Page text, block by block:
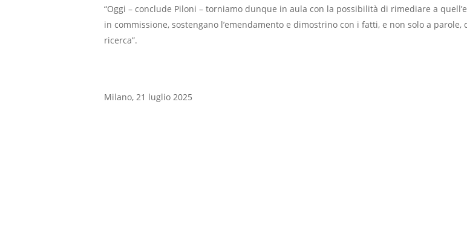
“Oggi – conclude Piloni – torniamo dunque in aula con la possibilità di rimediare a
in commissione, sostengano l’emendamento e dimostrino con i fatti, e non solo a
ricerca”.
Milano, 21 luglio 2025